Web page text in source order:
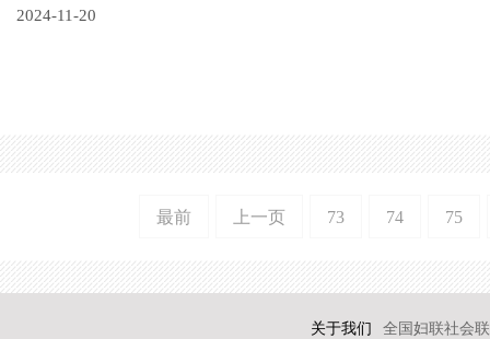
2024-11-20
最前 上一页 73 74 75
关于我们 全国妇联社会